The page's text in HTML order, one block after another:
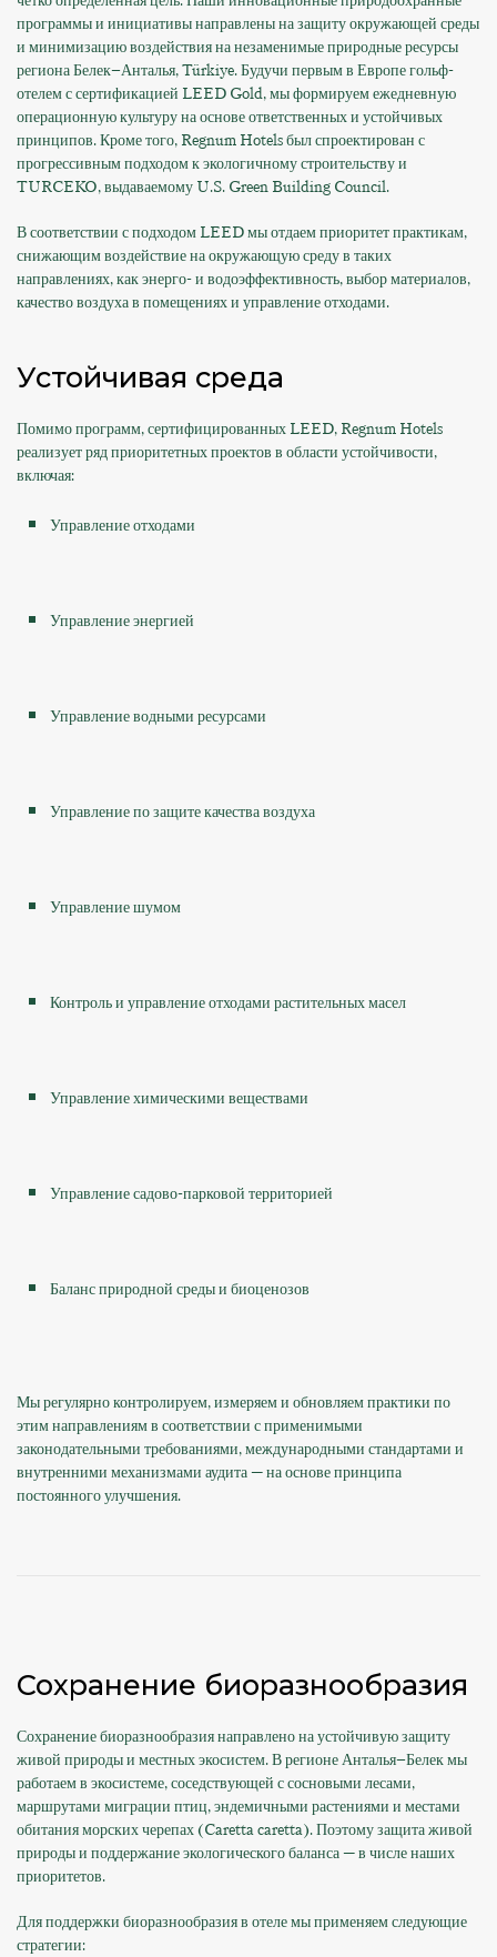
программы и инициативы направлены на защиту окружающей среды
и минимизацию воздействия на незаменимые природные ресурсы
региона Белек–Анталья, Türkiye. Будучи первым в Европе гольф-
отелем с сертификацией LEED Gold, мы формируем ежедневную
операционную культуру на основе ответственных и устойчивых
принципов. Кроме того, Regnum Hotels был спроектирован с
прогрессивным подходом к экологичному строительству и
TURCEKO, выдаваемому U.S. Green Building Council.
В соответствии с подходом LEED мы отдаем приоритет практикам,
снижающим воздействие на окружающую среду в таких
направлениях, как энерго- и водоэффективность, выбор материалов,
качество воздуха в помещениях и управление отходами.
Устойчивая среда
Помимо программ, сертифицированных LEED, Regnum Hotels
реализует ряд приоритетных проектов в области устойчивости,
включая:
Управление отходами
Управление энергией
Управление водными ресурсами
Управление по защите качества воздуха
Управление шумом
Контроль и управление отходами растительных масел
Управление химическими веществами
Управление садово-парковой территорией
Баланс природной среды и биоценозов
Мы регулярно контролируем, измеряем и обновляем практики по
этим направлениям в соответствии с применимыми
законодательными требованиями, международными стандартами и
внутренними механизмами аудита — на основе принципа
постоянного улучшения.
Сохранение биоразнообразия
Сохранение биоразнообразия направлено на устойчивую защиту
живой природы и местных экосистем. В регионе Анталья–Белек мы
работаем в экосистеме, соседствующей с сосновыми лесами,
маршрутами миграции птиц, эндемичными растениями и местами
обитания морских черепах (Caretta caretta). Поэтому защита живой
природы и поддержание экологического баланса — в числе наших
приоритетов.
Для поддержки биоразнообразия в отеле мы применяем следующие
стратегии: